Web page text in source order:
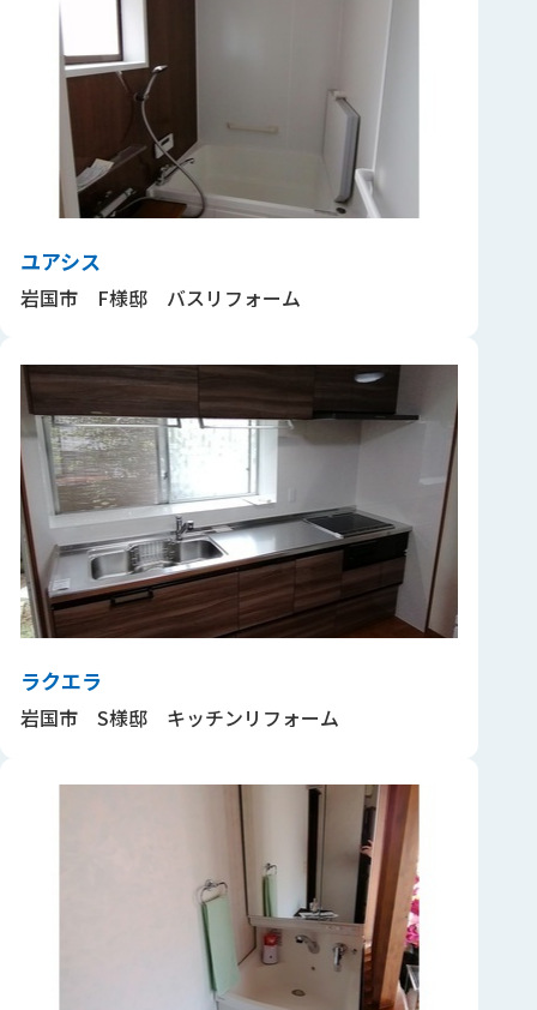
ユアシス
岩国市 F様邸 バスリフォーム
ラクエラ
岩国市 S様邸 キッチンリフォーム